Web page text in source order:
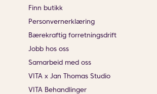
Finn butikk
Personvernerklæring
Bærekraftig forretningsdrift
Jobb hos oss
Samarbeid med oss
VITA x Jan Thomas Studio
VITA Behandlinger